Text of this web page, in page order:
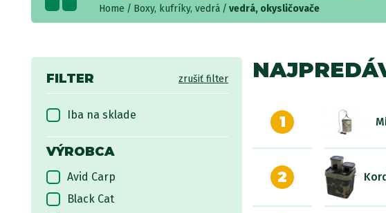
Home Boxy, kufríky, vedrá vedrá, okysličovače
FILTER zrušiť filter
Iba na sklade
VÝROBCA
Avid Carp
Black Cat
1
2